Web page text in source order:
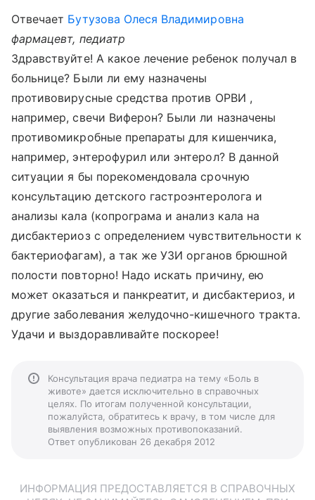
Отвечает Бутузова Олеся Владимировна
фармацевт, педиатр
Здравствуйте! А какое лечение ребенок получал в
больнице? Были ли ему назначены
противовирусные средства против ОРВИ ,
например, свечи Виферон? Были ли назначены
противомикробные препараты для кишенчика,
например, энтерофурил или энтерол? В данной
ситуации я бы порекомендовала срочную
консультацию детского гастроэнтеролога и
анализы кала (копрограма и анализ кала на
дисбактериоз с определением чувствительности к
бактериофагам), а так же УЗИ органов брюшной
полости повторно! Надо искать причину, ею
может оказаться и панкреатит, и дисбактериоз, и
другие заболевания желудочно-кишечного тракта.
Удачи и выздоравливайте поскорее!
Консультация врача педиатра на тему «Боль в
животе» дается исключительно в справочных
целях. По итогам полученной консультации,
пожалуйста, обратитесь к врачу, в том числе для
выявления возможных противопоказаний.
Ответ опубликован 26 декабря 2012
ИНФОРМАЦИЯ ПРЕДОСТАВЛЯЕТСЯ В СПРАВОЧНЫХ